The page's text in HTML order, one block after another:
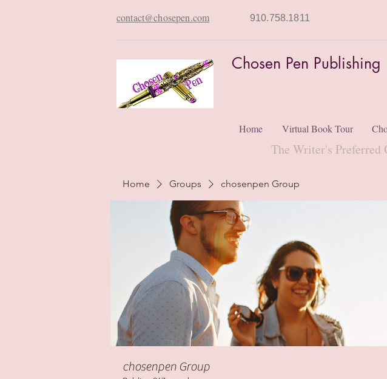
Chosen Pen Publishing
contact@chosepen.com 910.758.1811
Home Virtual Book Tour
The Writer's
Home Groups chosenpen Group
chosenpen Group